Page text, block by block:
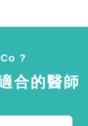
?
合的醫師